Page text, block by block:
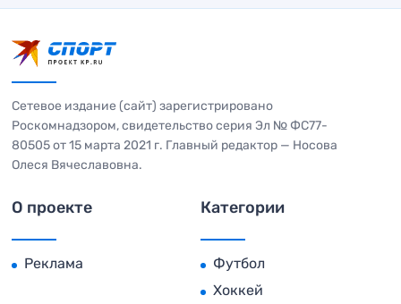
Сетевое издание (сайт) зарегистрировано
Роскомнадзором, свидетельство серия Эл № ФС77-
80505 от 15 марта 2021 г. Главный редактор — Носова
Олеся Вячеславовна.
О проекте
Реклама
Категории
Футбол
Хоккей